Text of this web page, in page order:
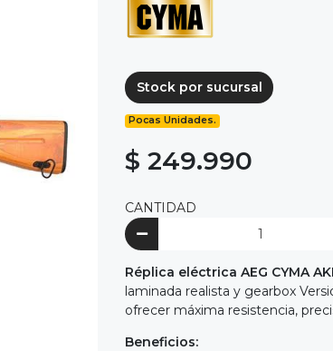
Stock por sucursal
Pocas Unidades.
$ 249.990
CANTIDAD
Réplica eléctrica AEG CYMA
laminada realista y gearbox
ofrecer máxima resistencia,
Beneficios: